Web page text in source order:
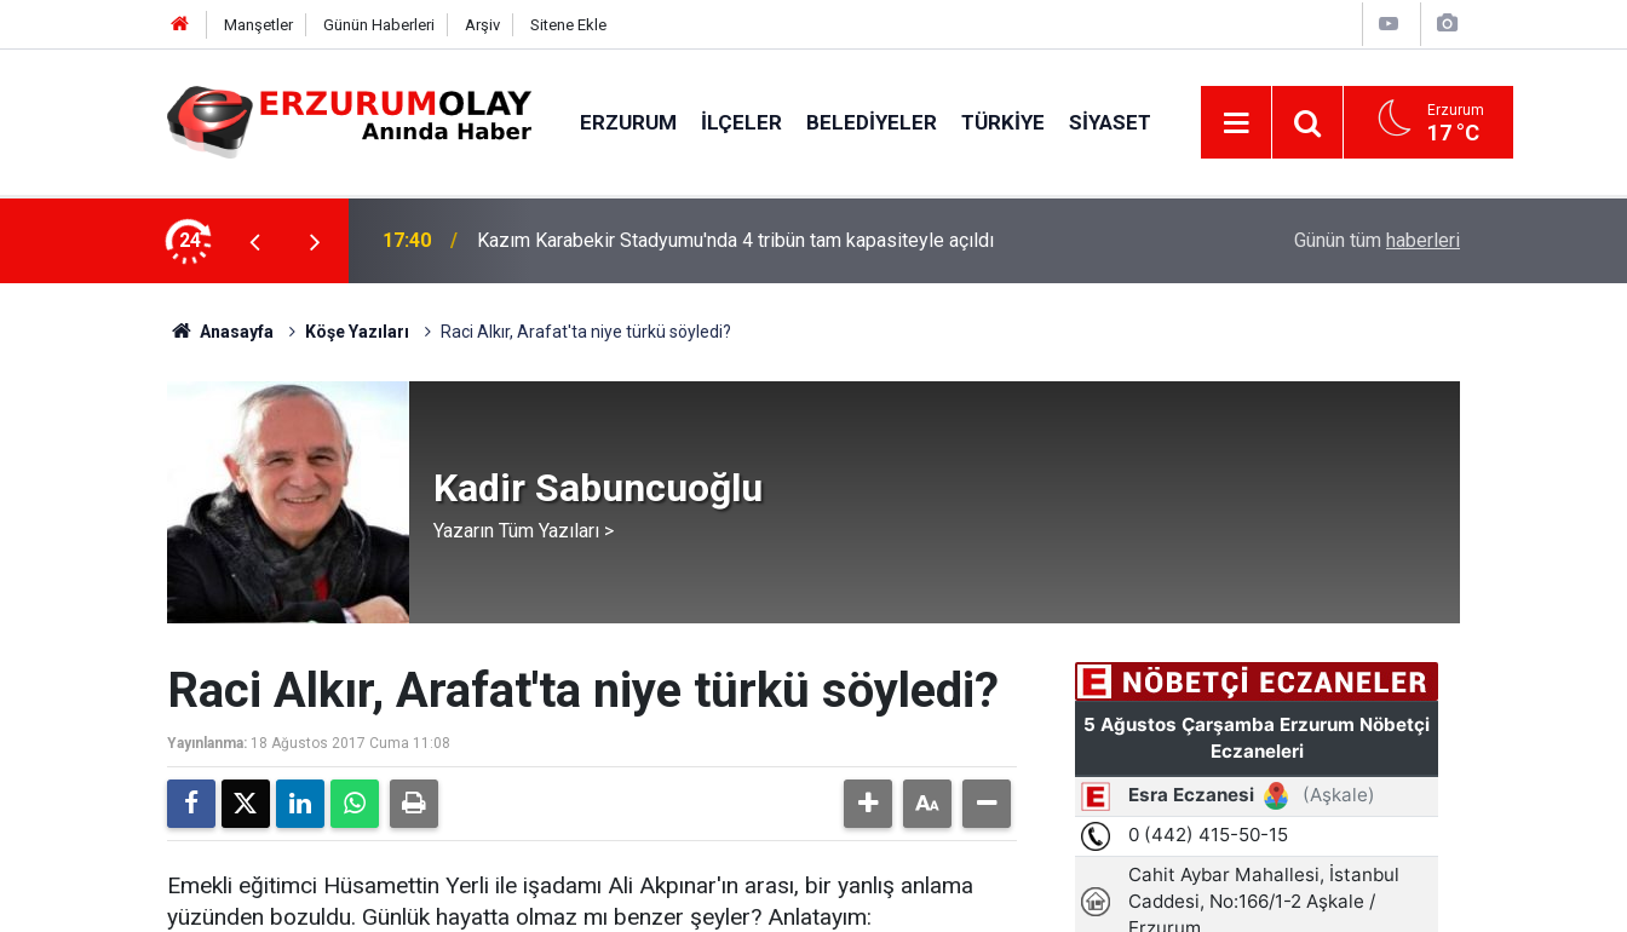
Manşetler Günün Haberleri Arşiv Sitene Ekle
ERZURUM İLÇELER BELEDIYELER TÜRKIYE SIYASET Erzurum
17 °C
24
Özcan partisinden istifa etti 17:40 Kazım Karabekir Stadyumu'nda 4 tribün tam kapasiteyle açıldı Orhan Ovacıklı ve Mustafa Yumlu'nun istikrar
Günün tüm haberleri
Anasayfa Köşe Yazıları Raci Alkır, Arafat'ta niye türkü söyledi?
Kadir Sabuncuoğlu
Yazarın Tüm Yazıları >
Raci Alkır, Arafat'ta niye türkü söyledi?
Yayınlanma: 18 Ağustos 2017 Cuma 11:08
Emekli eğitimci Hüsamettin Yerli ile işadamı Ali Akpınar'ın arası, bir yanlış anlama
yüzünden bozuldu. Günlük hayatta olmaz mı benzer şeyler? Anlatayım: